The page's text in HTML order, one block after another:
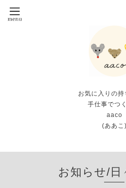
お気に入りの持
手仕事でつ
aaco
(ああこ)
お知らせ/日